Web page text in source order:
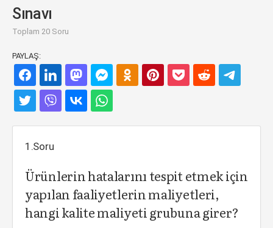
Sınavı
Toplam 20 Soru
PAYLAŞ:
1.Soru
Ürünlerin hatalarını tespit etmek için
yapılan faaliyetlerin maliyetleri,
hangi kalite maliyeti grubuna girer?